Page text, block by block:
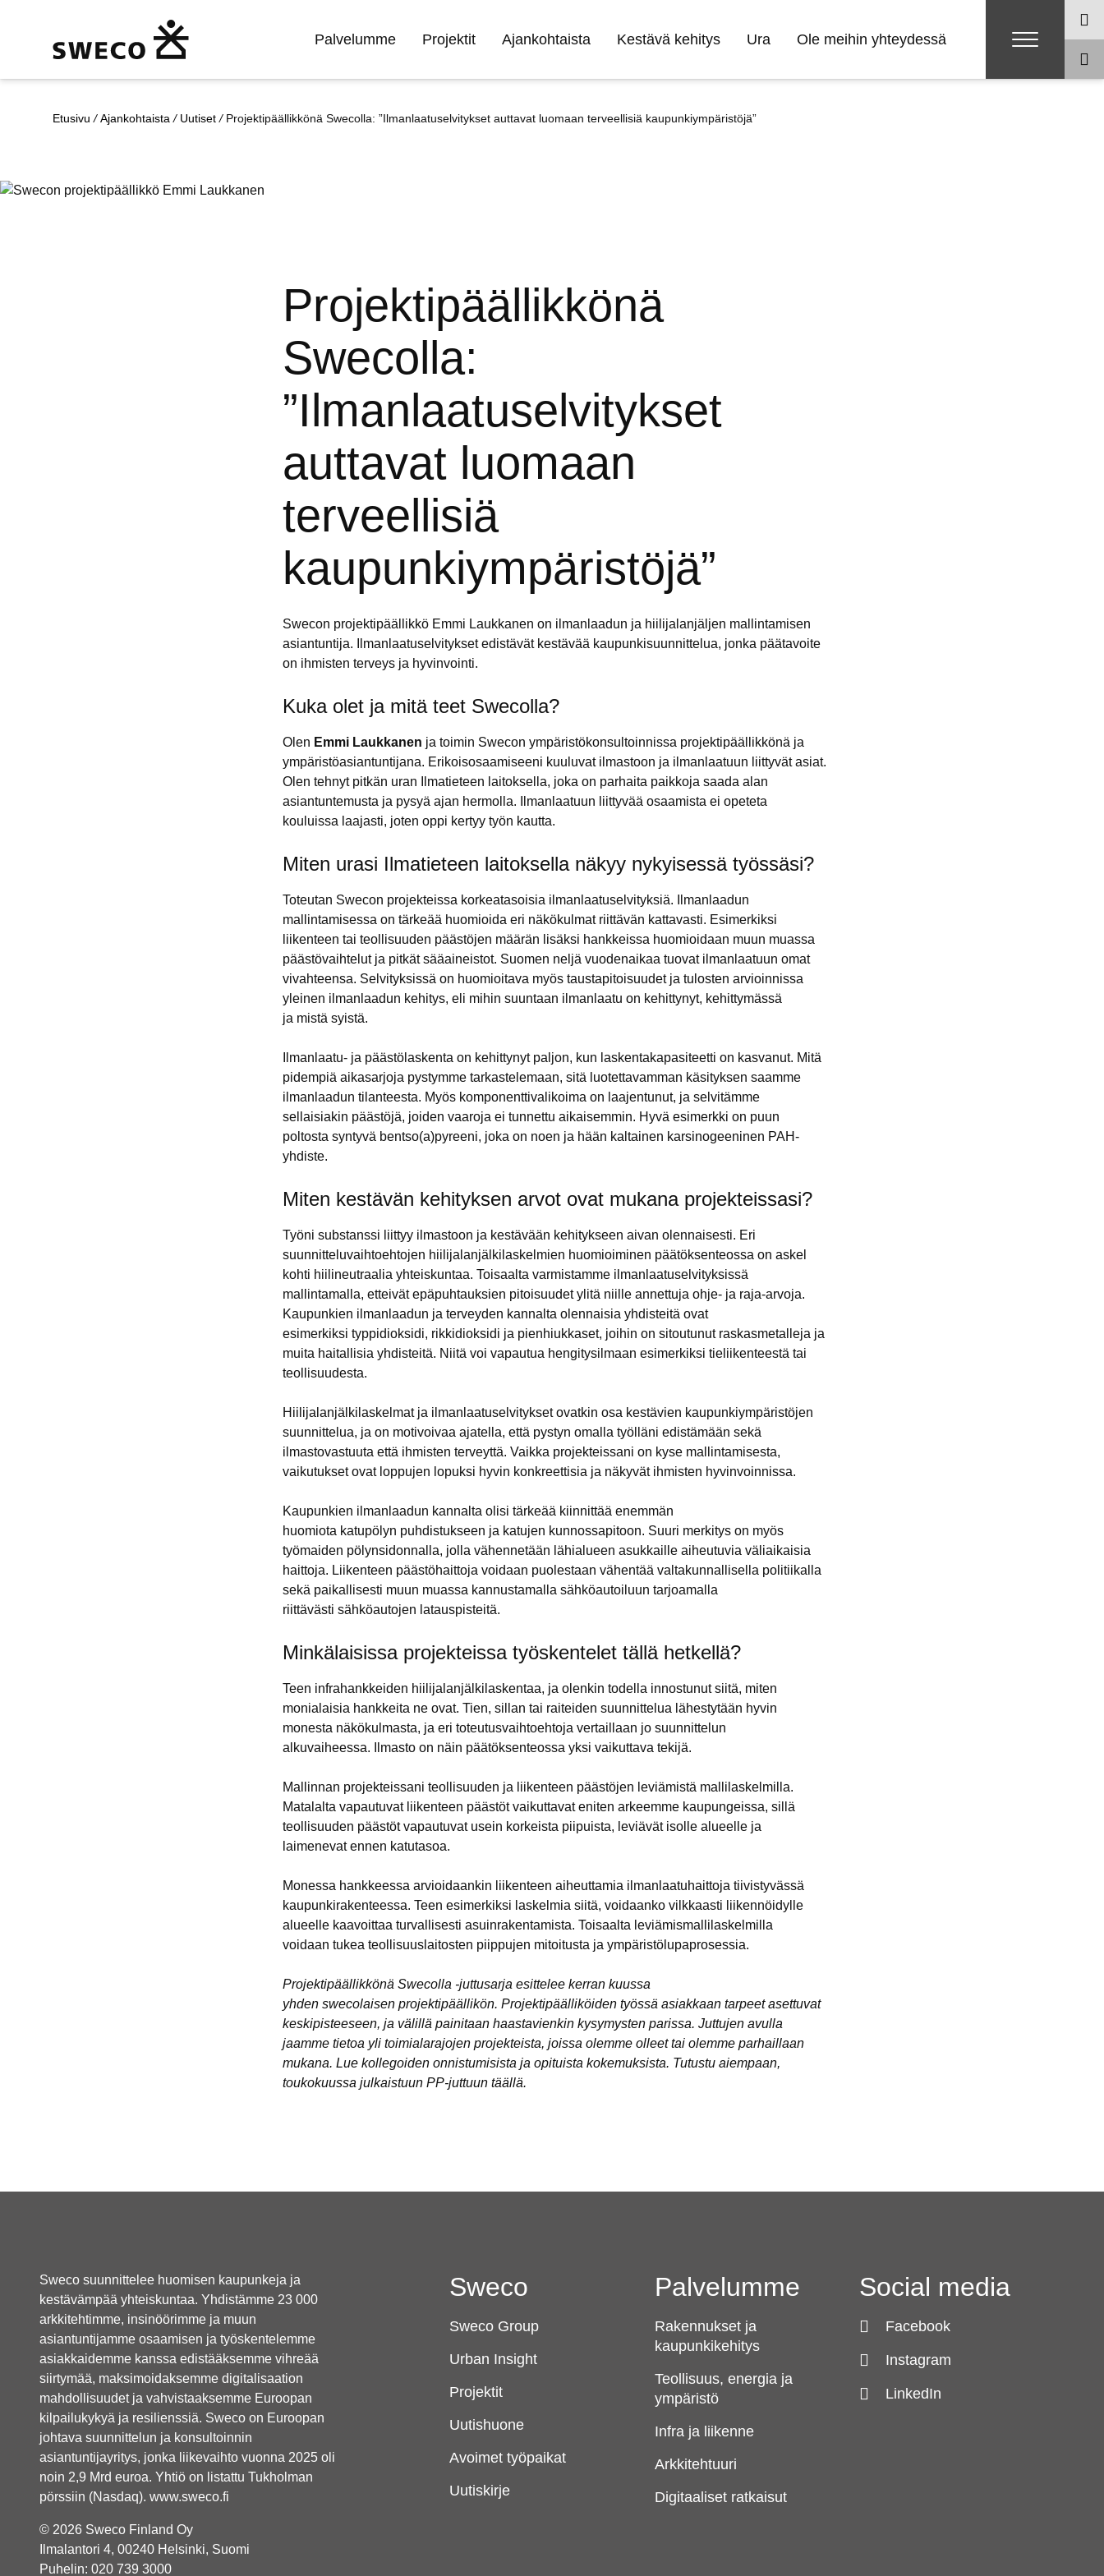
Palvelumme Projektit Ajankohtaista Kestävä kehitys Ura Ole meihin yhteydessä
Etusivu / Ajankohtaista / Uutiset / Projektipäällikkönä Swecolla: ”Ilmanlaatuselvitykset auttavat luomaan terveellisiä kaupunkiympäristöjä”
Projektipäällikkönä
Swecolla:
”Ilmanlaatuselvitykset
auttavat luomaan
terveellisiä
kaupunkiympäristöjä”
Swecon projektipäällikkö Emmi Laukkanen on ilmanlaadun ja hiilijalanjäljen mallintamisen
asiantuntija. Ilmanlaatuselvitykset edistävät kestävää kaupunkisuunnittelua, jonka päätavoite
on ihmisten terveys ja hyvinvointi.
Kuka olet ja mitä teet Swecolla?
Olen Emmi Laukkanen ja toimin Swecon ympäristökonsultoinnissa projektipäällikkönä ja
ympäristöasiantuntijana. Erikoisosaamiseeni kuuluvat ilmastoon ja ilmanlaatuun liittyvät asiat.
Olen tehnyt pitkän uran Ilmatieteen laitoksella, joka on parhaita paikkoja saada alan
asiantuntemusta ja pysyä ajan hermolla. Ilmanlaatuun liittyvää osaamista ei opeteta
kouluissa laajasti, joten oppi kertyy työn kautta.
Miten urasi Ilmatieteen laitoksella näkyy nykyisessä työssäsi?
Toteutan Swecon projekteissa korkeatasoisia ilmanlaatuselvityksiä. Ilmanlaadun
mallintamisessa on tärkeää huomioida eri näkökulmat riittävän kattavasti. Esimerkiksi
liikenteen tai teollisuuden päästöjen määrän lisäksi hankkeissa huomioidaan muun muassa
päästövaihtelut ja pitkät sääaineistot. Suomen neljä vuodenaikaa tuovat ilmanlaatuun omat
vivahteensa. Selvityksissä on huomioitava myös taustapitoisuudet ja tulosten arvioinnissa
yleinen ilmanlaadun kehitys, eli mihin suuntaan ilmanlaatu on kehittynyt, kehittymässä
ja mistä syistä.
Ilmanlaatu- ja päästölaskenta on kehittynyt paljon, kun laskentakapasiteetti on kasvanut. Mitä
pidempiä aikasarjoja pystymme tarkastelemaan, sitä luotettavamman käsityksen saamme
ilmanlaadun tilanteesta. Myös komponenttivalikoima on laajentunut, ja selvitämme
sellaisiakin päästöjä, joiden vaaroja ei tunnettu aikaisemmin. Hyvä esimerkki on puun
poltosta syntyvä bentso(a)pyreeni, joka on noen ja hään kaltainen karsinogeeninen PAH-
yhdiste.
Miten kestävän kehityksen arvot ovat mukana projekteissasi?
Työni substanssi liittyy ilmastoon ja kestävään kehitykseen aivan olennaisesti. Eri
suunnitteluvaihtoehtojen hiilijalanjälkilaskelmien huomioiminen päätöksenteossa on askel
kohti hiilineutraalia yhteiskuntaa. Toisaalta varmistamme ilmanlaatuselvityksissä
mallintamalla, etteivät epäpuhtauksien pitoisuudet ylitä niille annettuja ohje- ja raja-arvoja.
Kaupunkien ilmanlaadun ja terveyden kannalta olennaisia yhdisteitä ovat
esimerkiksi typpidioksidi, rikkidioksidi ja pienhiukkaset, joihin on sitoutunut raskasmetalleja ja
muita haitallisia yhdisteitä. Niitä voi vapautua hengitysilmaan esimerkiksi tieliikenteestä tai
teollisuudesta.
Hiilijalanjälkilaskelmat ja ilmanlaatuselvitykset ovatkin osa kestävien kaupunkiympäristöjen
suunnittelua, ja on motivoivaa ajatella, että pystyn omalla työlläni edistämään sekä
ilmastovastuuta että ihmisten terveyttä. Vaikka projekteissani on kyse mallintamisesta,
vaikutukset ovat loppujen lopuksi hyvin konkreettisia ja näkyvät ihmisten hyvinvoinnissa.
Kaupunkien ilmanlaadun kannalta olisi tärkeää kiinnittää enemmän
huomiota katupölyn puhdistukseen ja katujen kunnossapitoon. Suuri merkitys on myös
työmaiden pölynsidonnalla, jolla vähennetään lähialueen asukkaille aiheutuvia väliaikaisia
haittoja. Liikenteen päästöhaittoja voidaan puolestaan vähentää valtakunnallisella politiikalla
sekä paikallisesti muun muassa kannustamalla sähköautoiluun tarjoamalla
riittävästi sähköautojen latauspisteitä.
Minkälaisissa projekteissa työskentelet tällä hetkellä?
Teen infrahankkeiden hiilijalanjälkilaskentaa, ja olenkin todella innostunut siitä, miten
monialaisia hankkeita ne ovat. Tien, sillan tai raiteiden suunnittelua lähestytään hyvin
monesta näkökulmasta, ja eri toteutusvaihtoehtoja vertaillaan jo suunnittelun
alkuvaiheessa. Ilmasto on näin päätöksenteossa yksi vaikuttava tekijä.
Mallinnan projekteissani teollisuuden ja liikenteen päästöjen leviämistä mallilaskelmilla.
Matalalta vapautuvat liikenteen päästöt vaikuttavat eniten arkeemme kaupungeissa, sillä
teollisuuden päästöt vapautuvat usein korkeista piipuista, leviävät isolle alueelle ja
laimenevat ennen katutasoa.
Monessa hankkeessa arvioidaankin liikenteen aiheuttamia ilmanlaatuhaittoja tiivistyvässä
kaupunkirakenteessa. Teen esimerkiksi laskelmia siitä, voidaanko vilkkaasti liikennöidylle
alueelle kaavoittaa turvallisesti asuinrakentamista. Toisaalta leviämismallilaskelmilla
voidaan tukea teollisuuslaitosten piippujen mitoitusta ja ympäristölupaprosessia.
Projektipäällikkönä Swecolla -juttusarja esittelee kerran kuussa
yhden swecolaisen projektipäällikön. Projektipäälliköiden työssä asiakkaan tarpeet asettuvat
keskipisteeseen, ja välillä painitaan haastavienkin kysymysten parissa. Juttujen avulla
jaamme tietoa yli toimialarajojen projekteista, joissa olemme olleet tai olemme parhaillaan
mukana. Lue kollegoiden onnistumisista ja opituista kokemuksista. Tutustu aiempaan,
toukokuussa julkaistuun PP-juttuun täällä.
Sweco suunnittelee huomisen kaupunkeja ja
kestävämpää yhteiskuntaa. Yhdistämme 23 000
arkkitehtimme, insinöörimme ja muun
asiantuntijamme osaamisen ja työskentelemme
asiakkaidemme kanssa edistääksemme vihreää
siirtymää, maksimoidaksemme digitalisaation
mahdollisuudet ja vahvistaaksemme Euroopan
kilpailukykyä ja resilienssiä. Sweco on Euroopan
johtava suunnittelun ja konsultoinnin
asiantuntijayritys, jonka liikevaihto vuonna 2025 oli
noin 2,9 Mrd euroa. Yhtiö on listattu Tukholman
pörssiin (Nasdaq). www.sweco.fi
© 2026 Sweco Finland Oy
Ilmalantori 4, 00240 Helsinki, Suomi
Puhelin: 020 739 3000
Sweco
Sweco Group
Urban Insight
Projektit
Uutishuone
Avoimet työpaikat
Uutiskirje
Palvelumme
Rakennukset ja
kaupunkikehitys
Teollisuus, energia ja
ympäristö
Infra ja liikenne
Arkkitehtuuri
Digitaaliset ratkaisut
Social media
Facebook
Instagram
LinkedIn